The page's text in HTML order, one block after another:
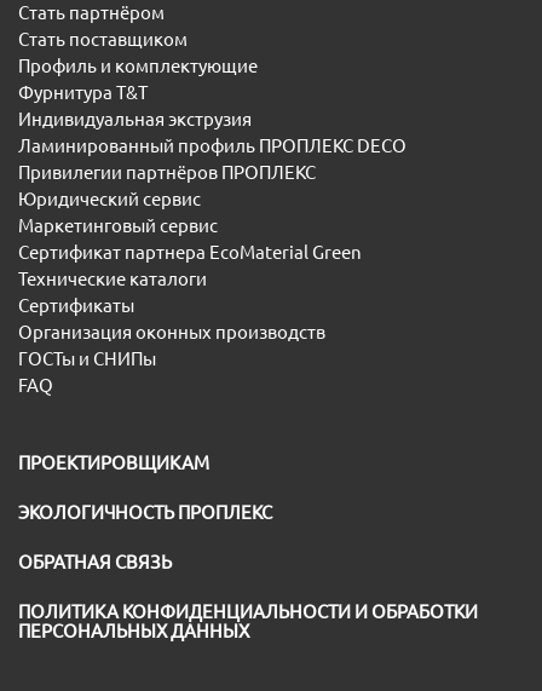
Стать партнёром
Стать поставщиком
Профиль и комплектующие
Фурнитура T&T
Индивидуальная экструзия
Ламинированный профиль ПРОПЛЕКС DECO
Привилегии партнёров ПРОПЛЕКС
Юридический сервис
Маркетинговый сервис
Сертификат партнера EcoMaterial Green
Технические каталоги
Сертификаты
Организация оконных производств
ГОСТы и СНИПы
FAQ
ПРОЕКТИРОВЩИКАМ
ЭКОЛОГИЧНОСТЬ ПРОПЛЕКС
ОБРАТНАЯ СВЯЗЬ
ПОЛИТИКА КОНФИДЕНЦИАЛЬНОСТИ И ОБРАБОТКИ
ПЕРСОНАЛЬНЫХ ДАННЫХ